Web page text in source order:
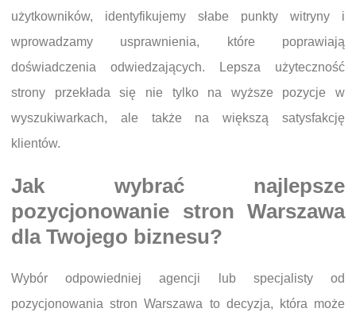
użytkowników, identyfikujemy słabe punkty witryny i
wprowadzamy usprawnienia, które poprawiają
doświadczenia odwiedzających. Lepsza użyteczność
strony przekłada się nie tylko na wyższe pozycje w
wyszukiwarkach, ale także na większą satysfakcję
klientów.
Jak wybrać najlepsze
pozycjonowanie stron Warszawa
dla Twojego biznesu?
Wybór odpowiedniej agencji lub specjalisty od
pozycjonowania stron Warszawa to decyzja, która może